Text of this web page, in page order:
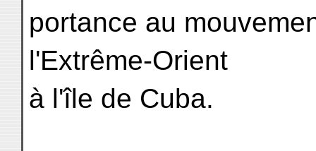
portance au
l'Extrême-Orient
à l'île de Cuba.